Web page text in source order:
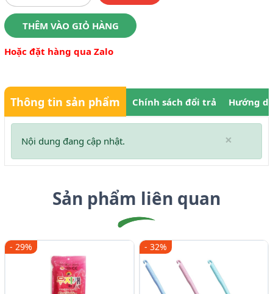
THÊM VÀO GIỎ HÀNG
Hoặc đặt hàng qua Zalo
Thông tin sản phẩm Chính sách đổi trả Hướng
×
Nội dung đang cập nhật.
Sản phẩm liên quan
- 29% - 32%